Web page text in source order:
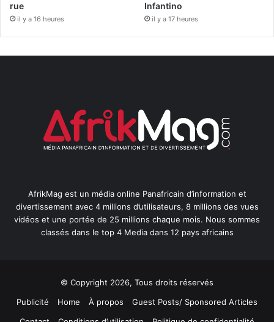
rue
il y a 16 heures
Infantino
il y a 17 heures
AfrikMag est un média online Panafricain d’information et
divertissement avec 4 millions d’utilisateurs, 8 millions des vues
vidéos et une portée de 25 millions chaque mois. Nous sommes
classés dans le top 4 Media dans 12 pays africains
© Copyright 2026, Tous droits réservés
Publicité
Home À propos
Guest Posts/ Sponsored Articles